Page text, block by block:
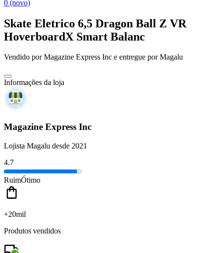
0 (novo)
Skate Eletrico 6,5 Dragon Ball Z VR
HoverboardX Smart Balanc
Vendido porMagazine Express Inc e entregue por Magalu
Informações da loja
Magazine Express Inc
Lojista Magalu desde 2021
4.7
RuimÓtimo
+20mil
Produtos vendidos